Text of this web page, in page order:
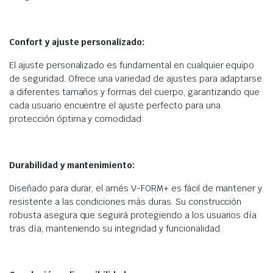
Confort y ajuste personalizado:
El ajuste personalizado es fundamental en cualquier equipo
de seguridad. Ofrece una variedad de ajustes para adaptarse
a diferentes tamaños y formas del cuerpo, garantizando que
cada usuario encuentre el ajuste perfecto para una
protección óptima y comodidad.
Durabilidad y mantenimiento:
Diseñado para durar, el arnés V-FORM+ es fácil de mantener y
resistente a las condiciones más duras. Su construcción
robusta asegura que seguirá protegiendo a los usuarios día
tras día, manteniendo su integridad y funcionalidad.